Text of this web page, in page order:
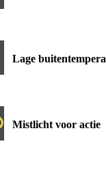
Lage
Mistlicht voor actie